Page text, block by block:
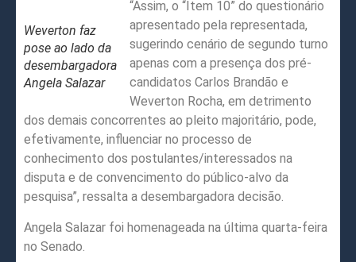
Weverton faz
pose ao lado da
desembargadora
Angela Salazar
“Assim, o “Item 10” do questionário
apresentado pela representada,
sugerindo cenário de segundo turno
apenas com a presença dos pré-
candidatos Carlos Brandão e
Weverton Rocha, em detrimento
dos demais concorrentes ao pleito majoritário, pode,
efetivamente, influenciar no processo de
conhecimento dos postulantes/interessados na
disputa e de convencimento do público-alvo da
pesquisa”, ressalta a desembargadora decisão.
Angela Salazar foi homenageada na última quarta-feira
no Senado.